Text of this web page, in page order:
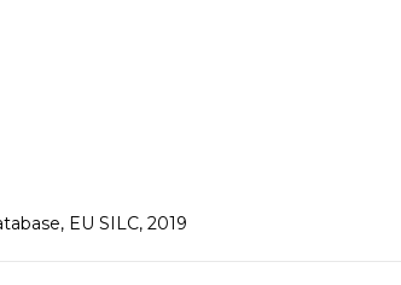
EU SILC, 2019